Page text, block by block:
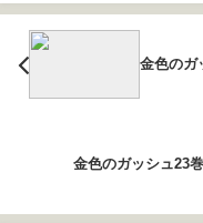
金色のガ
金色のガッシュ23